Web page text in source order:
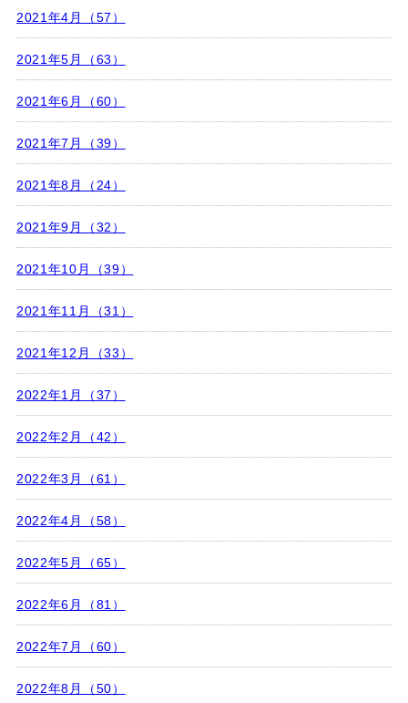
2021年4月（57）
2021年5月（63）
2021年6月（60）
2021年7月（39）
2021年8月（24）
2021年9月（32）
2021年10月（39）
2021年11月（31）
2021年12月（33）
2022年1月（37）
2022年2月（42）
2022年3月（61）
2022年4月（58）
2022年5月（65）
2022年6月（81）
2022年7月（60）
2022年8月（50）